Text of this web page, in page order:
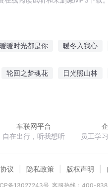
暖暖时光都是你 暖冬入我心
轮回之梦魂花 日光照山林
车联网平台
自在出行，听我想听
员工学
议 隐私政策 版权声明
备13027243号 客服热线：400-